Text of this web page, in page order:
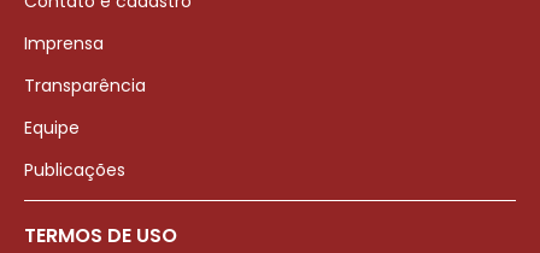
Imprensa
Transparência
Equipe
Publicações
TERMOS DE USO